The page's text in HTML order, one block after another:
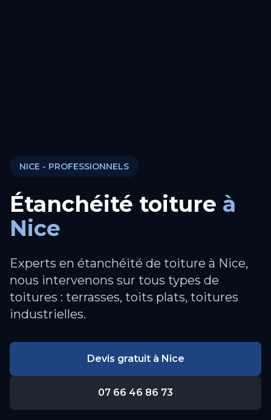
NICE - PROFESSIONNELS
Étanchéité toiture à
Nice
Experts en étanchéité de toiture à Nice,
nous intervenons sur tous types de
toitures : terrasses, toits plats, toitures
industrielles.
Devis gratuit à Nice
07 66 46 86 73